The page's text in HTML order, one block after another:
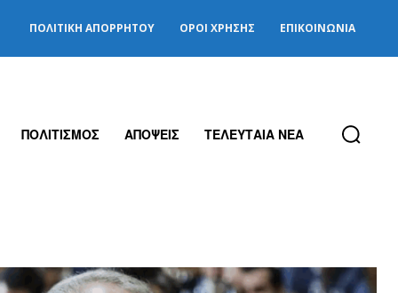
ΠΟΛΙΤΙΚΉ ΑΠΟΡΡΉΤΟΥ ΌΡΟΙ ΧΡΉΣΗΣ ΕΠΙΚΟΙΝΩΝΊΑ
ΠΟΛΙΤΙΣΜΟΣ ΑΠΟΨΕΙΣ ΤΕΛΕΥΤΑΙΑ ΝΕΑ